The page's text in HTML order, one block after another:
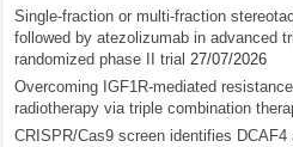
Single-fraction or multi-fraction
followed by atezolizumab in advanced
randomized phase II trial 27/07/2026
Overcoming IGF1R-mediated
radiotherapy via triple combination
CRISPR/Cas9 screen identifies